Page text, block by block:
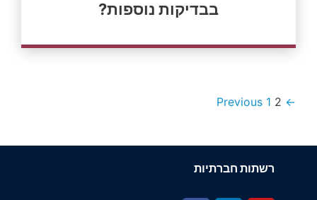
בבדיקות נוספות?
← Previous
1 2
רשתות חברתיות